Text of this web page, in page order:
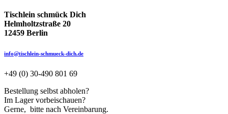
Tischlein schmück Dich
Helmholtzstraße 20
12459 Berlin
info@tischlein-schmueck-dich.de
+49 (0) 30-490 801 69
Bestellung selbst abholen?
Im Lager vorbeischauen?
Gerne, bitte nach Vereinbarung.